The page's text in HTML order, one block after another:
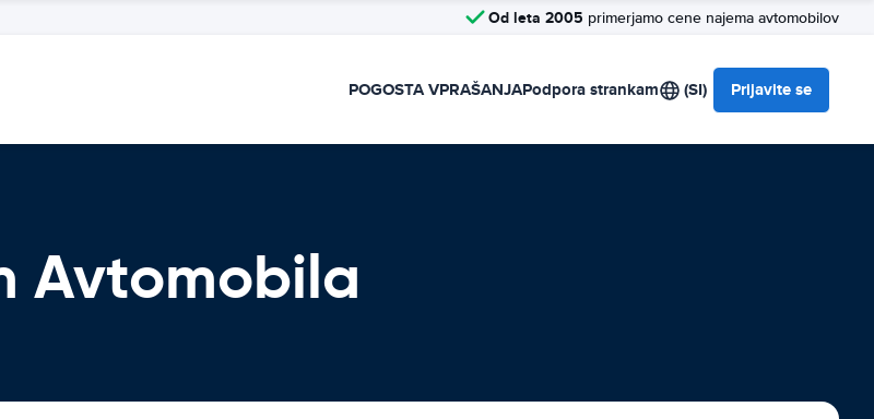
Od leta 2005 primerjamo cene najema avtomobilov
POGOSTA VPRAŠANJAPodpora strankam (SI) Prijavite se
Avtomobila